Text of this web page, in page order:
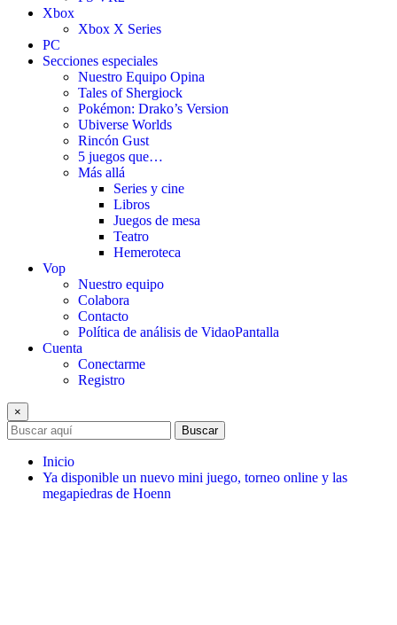
Xbox
Xbox X Series
PC
Secciones especiales
Nuestro Equipo Opina
Tales of Shergiock
Pokémon: Drako’s Version
Ubiverse Worlds
Rincón Gust
5 juegos que…
Más allá
Series y cine
Libros
Juegos de mesa
Teatro
Hemeroteca
Vop
Nuestro equipo
Colabora
Contacto
Política de análisis de VidaoPantalla
Cuenta
Conectarme
Registro
×
Buscar
Inicio
Ya disponible un nuevo mini juego, torneo online y las
megapiedras de Hoenn